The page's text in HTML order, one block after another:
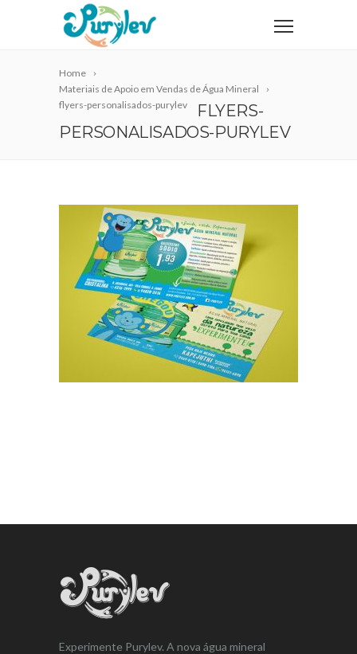
Home
Materiais de Apoio em Vendas de Água Mineral
flyers-personalisados-purylev
FLYERS-
PERSONALISADOS-PURYLEV
Experimente Purylev. A nova água mineral